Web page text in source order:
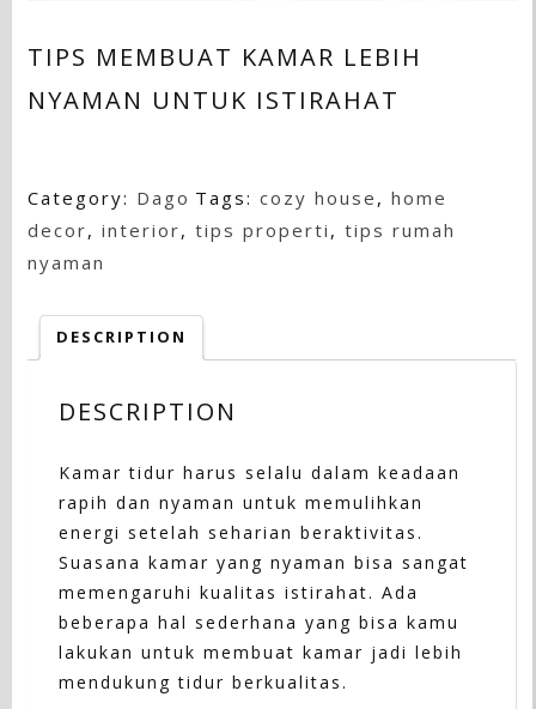
TIPS MEMBUAT KAMAR LEBIH
NYAMAN UNTUK ISTIRAHAT
Category: Dago Tags:cozy house ,home
decor,interior,tips properti ,tips rumah
nyaman
DESCRIPTION
DESCRIPTION
Kamar tidur harus selalu dalam keadaan
rapih dan nyaman untuk memulihkan
energi setelah seharian beraktivitas.
Suasana kamar yang nyaman bisa sangat
memengaruhi kualitas istirahat. Ada
beberapa hal sederhana yang bisa kamu
lakukan untuk membuat kamar jadi lebih
mendukung tidur berkualitas.